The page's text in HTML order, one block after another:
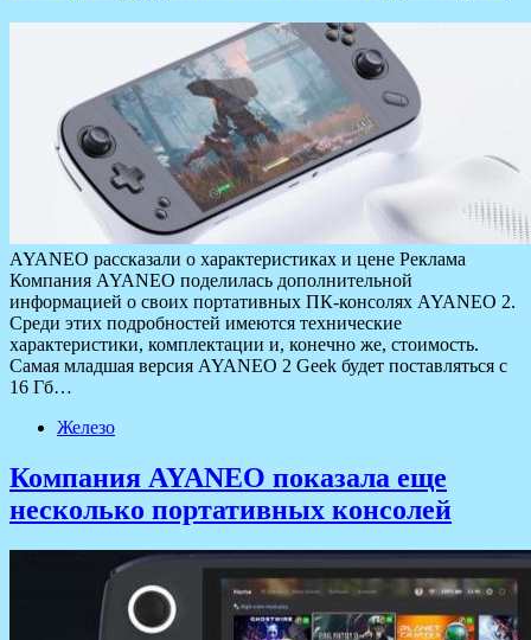
AYANEO рассказали о характеристиках и цене Реклама
Компания AYANEO поделилась дополнительной
информацией о своих портативных ПК-консолях AYANEO 2.
Среди этих подробностей имеются технические
характеристики, комплектации и, конечно же, стоимость.
Самая младшая версия AYANEO 2 Geek будет поставляться с
16 Гб…
Железо
Компания AYANEO показала еще
несколько портативных консолей